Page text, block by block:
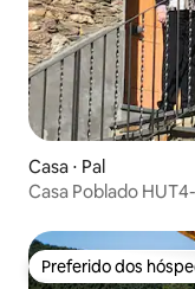
Casa ⋅ Pal
Casa
Preferido dos
Preferido dos